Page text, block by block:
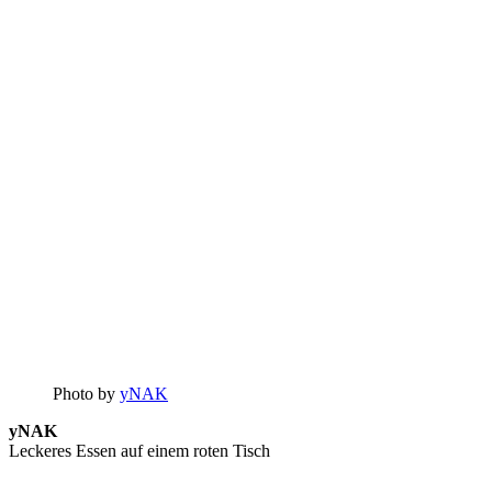
Photo by yNAK
yNAK
Leckeres Essen auf einem roten Tisch